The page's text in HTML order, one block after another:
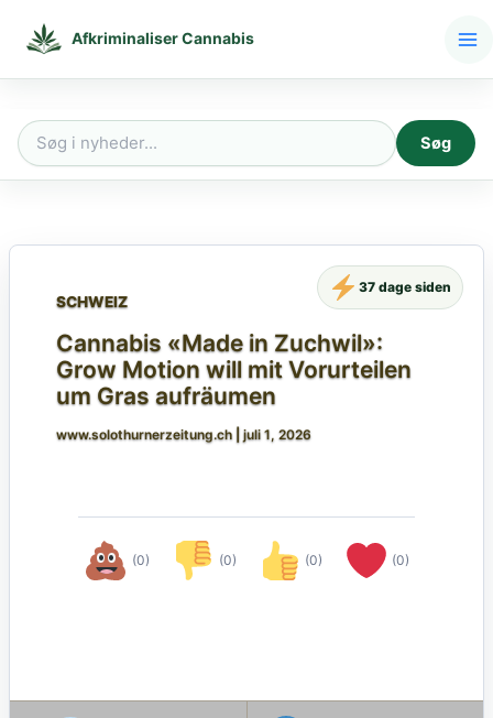
Afkriminaliser Cannabis
Søg
Søg
SCHWEIZ
Cannabis «Made in Zuchwil»:
Grow Motion will mit Vorurteilen
um Gras aufräumen
www.solothurnerzeitung.ch juli 1, 2026
(0) (0) (0) (0)
37 dage siden